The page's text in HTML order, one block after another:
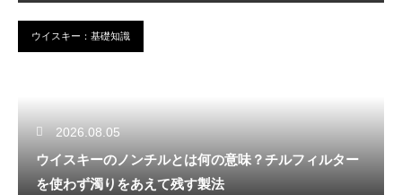
ウイスキー：基礎知識
2026.08.05
ウイスキーのノンチルとは何の意味？チルフィルター
を使わず濁りをあえて残す製法